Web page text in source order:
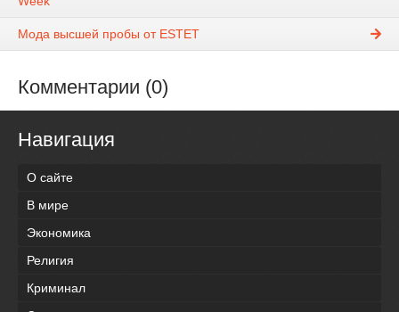
Мода высшей пробы от ESTET
Комментарии (0)
Навигация
О сайте
В мире
Экономика
Религия
Криминал